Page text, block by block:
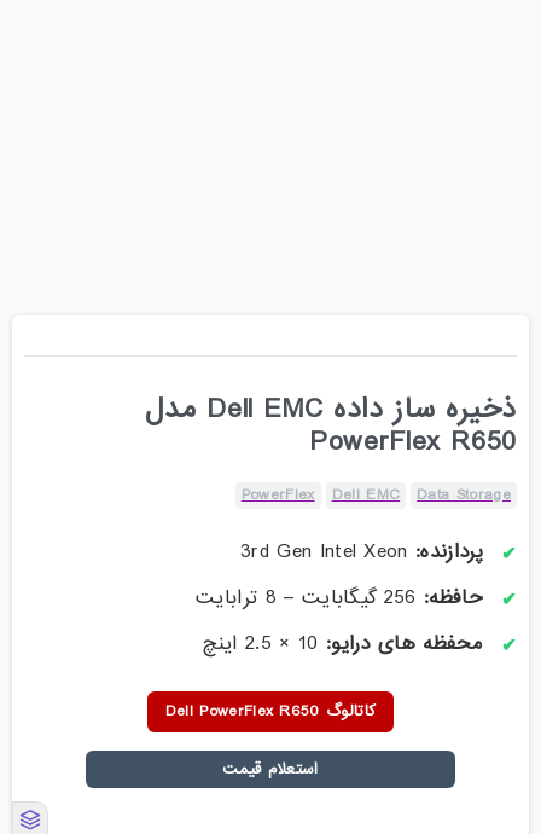
ذخیره ساز داده Dell EMC مدل
PowerFlex R650
Data Storage
Dell EMC
PowerFlex
پردازنده:
حافظه:
محفظه های درایو:
کاتالوگ Dell PowerFlex R650
استعلام قیمت